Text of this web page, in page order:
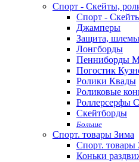
Спорт - Скейты,
Спорт -
Джамперы
Защита, шлемы
Лонгборды
Пенниборды
Погостик
Ролики Квады
Роликовые
Роллерсерфы
Скейтборды
Больше
Спорт. товары Зима
Спорт. товары
Коньки